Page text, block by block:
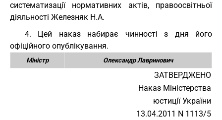
систематизації нормативних актів, правоосвітньої
діяльності Железняк Н.А.
4. Цей наказ набирає чинності з дня його
офіційного опублікування.
Міністр Олександр Лавринович
ЗАТВЕРДЖЕНО
Наказ Міністерства
юстиції України
13.04.2011 N 1113/5